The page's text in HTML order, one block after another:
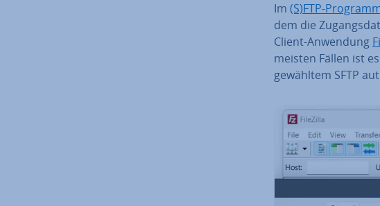
Im (S)FTP-
dem die
Client-Anwendung
meisten Fällen ist
ge­wähl­tem SFTP